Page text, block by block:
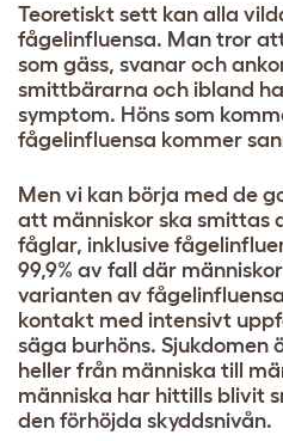
Teoretiskt sett kan alla
fågelinfluensa. Man tror
som gäss, svanar och
smittbärarna och ibland
symptom. Höns som
fågelinfluensa kommer
Men vi kan börja med de
att människor ska smittas
fåglar, inklusive
99,9% av fall där
varianten av
kontakt med intensivt
säga burhöns. Sjukdomen
heller från människa till
människa har hittills blivit
den förhöjda skyddsnivån.